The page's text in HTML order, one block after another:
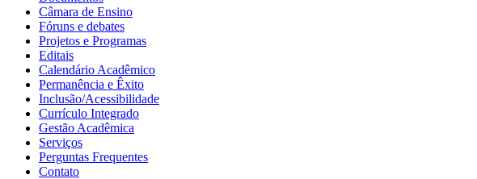
Câmara de Ensino
Fóruns e debates
Projetos e Programas
Editais
Calendário Acadêmico
Permanência e Êxito
Inclusão/Acessibilidade
Currículo Integrado
Gestão Acadêmica
Serviços
Perguntas Frequentes
Contato